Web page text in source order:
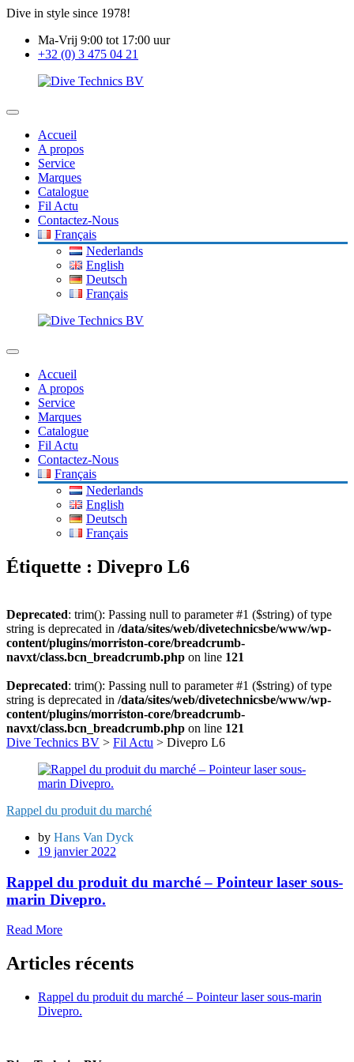
Dive in style since 1978!
Ma-Vrij 9:00 tot 17:00 uur
+32 (0) 3 475 04 21
Accueil
A propos
Service
Marques
Catalogue
Fil Actu
Contactez-Nous
Français
Nederlands
English
Deutsch
Français
Accueil
A propos
Service
Marques
Catalogue
Fil Actu
Contactez-Nous
Français
Nederlands
English
Deutsch
Français
Étiquette : Divepro L6
Deprecated: trim(): Passing null to parameter #1 ($string) of type
string is deprecated in /data/sites/web/divetechnicsbe/www/wp-
content/plugins/morriston-core/breadcrumb-
navxt/class.bcn_breadcrumb.php on line 121
Deprecated: trim(): Passing null to parameter #1 ($string) of type
string is deprecated in /data/sites/web/divetechnicsbe/www/wp-
content/plugins/morriston-core/breadcrumb-
navxt/class.bcn_breadcrumb.php on line 121
Dive Technics BV > Fil Actu > Divepro L6
Rappel du produit du marché
by Hans Van Dyck
19 janvier 2022
Rappel du produit du marché – Pointeur laser sous-
marin Divepro.
Read More
Articles récents
Rappel du produit du marché – Pointeur laser sous-marin
Divepro.